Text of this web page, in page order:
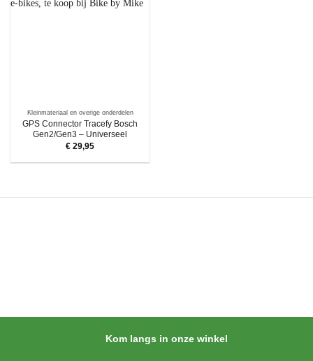
Kleinmateriaal en overige onderdelen
GPS Connector Tracefy Bosch
Gen2/Gen3 – Universeel
€ 29,95
Kom langs in onze winkel